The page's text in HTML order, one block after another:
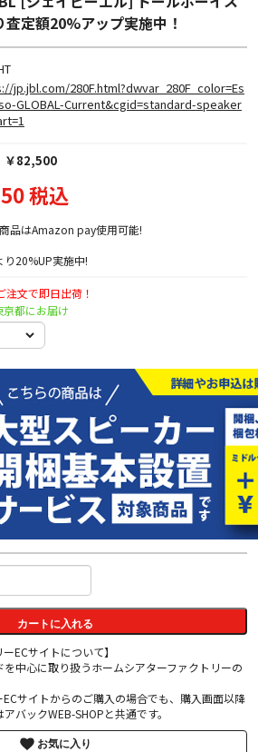
定額20%アップ実施中！
jp.jbl.com/280F.html?dwvar_280F_color=Es
GLOBAL-Current&cgid=standard-speaker
￥82,500
税込
品はAmazon pay使用可能!
20%UP実施中!
文で即日出荷！
都にお届け
カートに入れる
ECサイトについて】
中心に取り扱うホームシアターファクトリーの
サイトからのご購入の場合でも、購入画面以降
バックWEB-SHOPと共通です。
お気に入り